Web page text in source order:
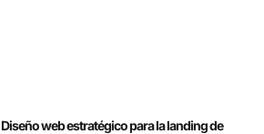
Diseño web estratégico para la landing de